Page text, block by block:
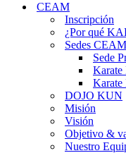
CEAM
Inscripción
¿Por qué
Sedes CEAM
Sede
Karate
Karate
DOJO KUN
Misión
Visión
Objetivo &
Nuestro